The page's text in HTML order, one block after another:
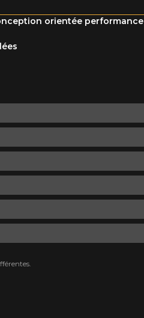
orientée performance
disponible en ligne
de l'information sur votre